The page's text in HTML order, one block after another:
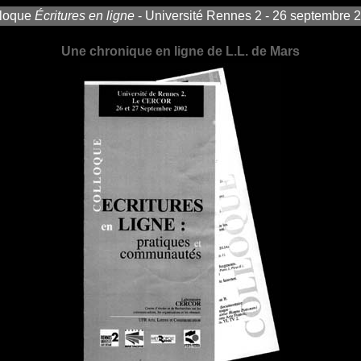
Écritures en ligne- Université Rennes 2 - 26 septembre
Une chronique en ligne de L.L. de Mars